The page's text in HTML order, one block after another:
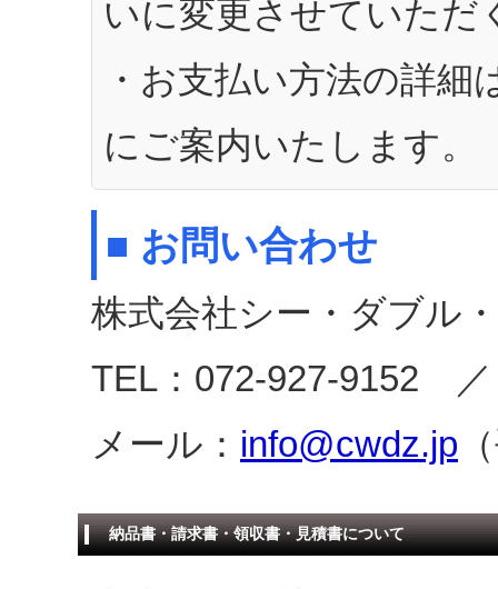
いに変更させていただ
・お支払い方法の詳
にご案内いたします。
■ お問い合わせ
株式会社シー・ダブル
TEL：072-927-9152
メール： info@cwdz.jp
納品書・請求書・領収書・見積書について